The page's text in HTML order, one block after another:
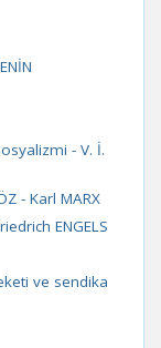
- V. İ.
- Karl MARX
ENGELS
ve sendika